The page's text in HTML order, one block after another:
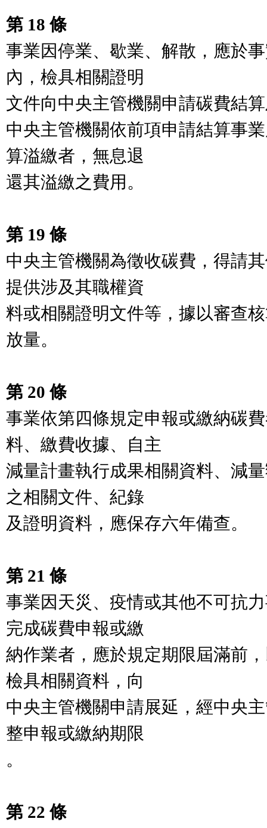
第 18 條
事業因停業、歇業、解散，應於
內，檢具相關證明
文件向中央主管機關申請碳費結
中央主管機關依前項申請結算事
算溢繳者，無息退
還其溢繳之費用。
第 19 條
中央主管機關為徵收碳費，得請
提供涉及其職權資
料或相關證明文件等，據以審查
放量。
第 20 條
事業依第四條規定申報或繳納碳
料、繳費收據、自主
減量計畫執行成果相關資料、減
之相關文件、紀錄
及證明資料，應保存六年備查。
第 21 條
事業因天災、疫情或其他不可抗
完成碳費申報或繳
納作業者，應於規定期限屆滿前
檢具相關資料，向
中央主管機關申請展延，經中央
整申報或繳納期限
。
第 22 條